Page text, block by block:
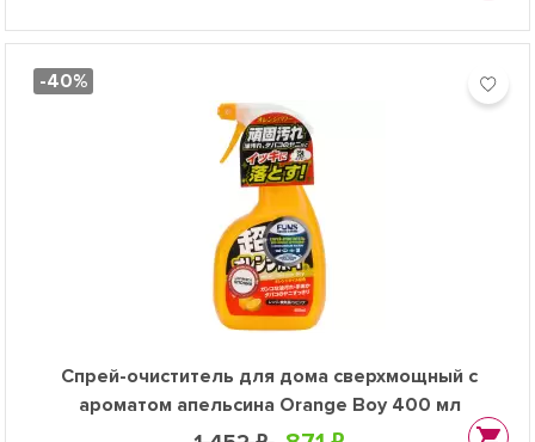
-40%
Спрей-очиститель для дома сверхмощный с
ароматом апельсина Orange Boy 400 мл